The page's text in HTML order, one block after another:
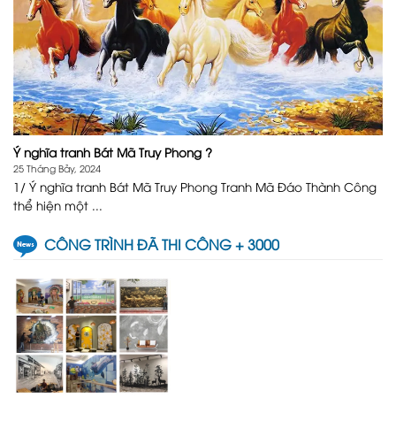
Ý nghĩa tranh Bát Mã Truy Phong ?
25 Tháng Bảy, 2024
1/ Ý nghĩa tranh Bát Mã Truy Phong Tranh Mã Đáo Thành Công
thể hiện một ...
CÔNG TRÌNH ĐÃ THI CÔNG + 3000